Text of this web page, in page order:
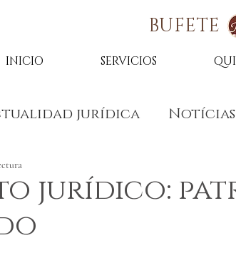
INICIO SERVICIOS
jurídica Notícias
jurídico: